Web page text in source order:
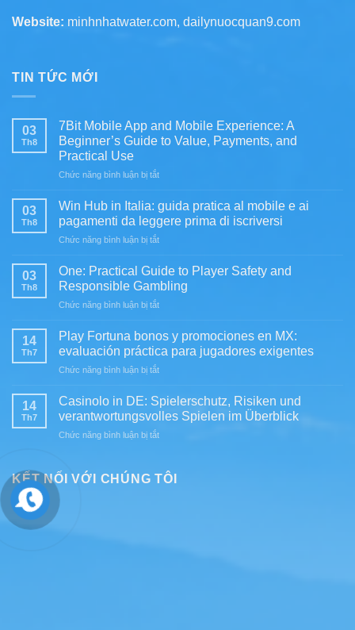
Website: minhnhatwater.com, dailynuocquan9.com
TIN TỨC MỚI
03
Th8
7Bit Mobile App and Mobile Experience: A
Beginner’s Guide to Value, Payments, and
Practical Use
Chức năng bình luận bị tắtở
Mobile
App
and
Mobile
A
Beginner’s
to
Payments,
and
03
Th8
Win Hub in Italia: guida pratica al mobile e ai
pagamenti da leggere prima di iscriversi
Chức năng bình luận bị tắtở
Hub
in
Italia:
guida
al
mobile
ai
da
leggere
03
Th8
One: Practical Guide to Player Safety and
Responsible Gambling
Chức năng bình luận bị tắtở
Practical
Guide
to
Player
and
Responsible
Gambling
14
Th7
Play Fortuna bonos y promociones en MX:
evaluación práctica para jugadores exigentes
Chức năng bình luận bị tắtở
Fortuna
bonos
y
promociones
evaluación
14
Th7
Casinolo in DE: Spielerschutz, Risiken und
verantwortungsvolles Spielen im Überblick
Chức năng bình luận bị tắtở
DE:
KẾT NỐI VỚI CHÚNG TÔI